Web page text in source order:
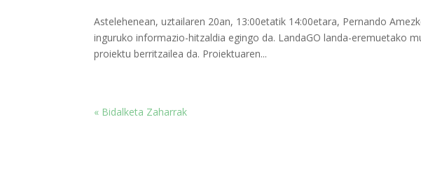
Astelehenean, uztailaren 20an, 13:00etatik 14:00etara, Pernando
inguruko informazio-hitzaldia egingo da. LandaGO landa-eremuetako
proiektu berritzailea da. Proiektuaren...
« Bidalketa Zaharrak